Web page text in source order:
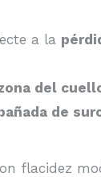
a la
del
de
flacidez